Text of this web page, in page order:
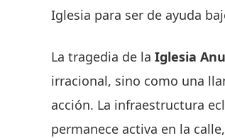
Iglesia para ser de ayuda
La tragedia de la Iglesia
irracional, sino como una
acción. La infraestructura
permanece activa en la